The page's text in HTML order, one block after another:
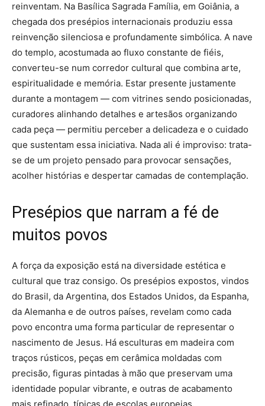
reinventam. Na Basílica Sagrada Família, em Goiânia, a
chegada dos presépios internacionais produziu essa
reinvenção silenciosa e profundamente simbólica. A nave
do templo, acostumada ao fluxo constante de fiéis,
converteu-se num corredor cultural que combina arte,
espiritualidade e memória. Estar presente justamente
durante a montagem — com vitrines sendo posicionadas,
curadores alinhando detalhes e artesãos organizando
cada peça — permitiu perceber a delicadeza e o cuidado
que sustentam essa iniciativa. Nada ali é improviso: trata-
se de um projeto pensado para provocar sensações,
acolher histórias e despertar camadas de contemplação.
Presépios que narram a fé de
muitos povos
A força da exposição está na diversidade estética e
cultural que traz consigo. Os presépios expostos, vindos
do Brasil, da Argentina, dos Estados Unidos, da Espanha,
da Alemanha e de outros países, revelam como cada
povo encontra uma forma particular de representar o
nascimento de Jesus. Há esculturas em madeira com
traços rústicos, peças em cerâmica moldadas com
precisão, figuras pintadas à mão que preservam uma
identidade popular vibrante, e outras de acabamento